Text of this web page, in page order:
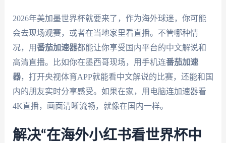
2026年美加墨世界杯就要来了，作为海外球迷，你可能
会去现场观赛，或者在当地家里看直播。不管哪种情
况，用番茄加速器都能让你享受国内平台的中文解说和
高清直播。比如你在墨西哥现场，用手机连番茄加速
器，打开央视体育APP就能看中文解说的比赛，还能和国
内的朋友实时分享感受。如果在家，用电脑连加速器看
4K直播，画面清晰流畅，就像在国内一样。
解决“在海外小红书看世界杯中